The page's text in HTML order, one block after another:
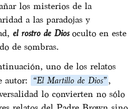
los misterios de la
a las paradojas y
el rostro de Diosoculto en este
de sombras.
uno de los relatos
autor:
“El Martillo de Dios” ,
lo convierten no sólo